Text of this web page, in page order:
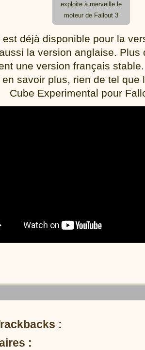
exploite à merveille le
moteur de Fallout 3
est déjà disponible pour la
la version anglaise. Plus
une version français
savoir plus, rien de tel que
Cube Experimental pour
:
: